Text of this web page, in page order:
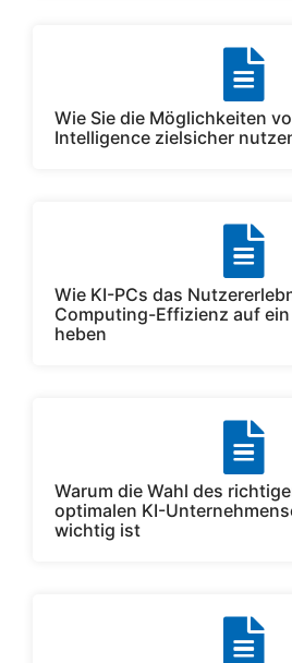
Wie Sie die Möglichkeiten
Intelligence zielsicher
Wie KI-PCs das
Computing-Effizienz auf ein
heben
Warum die Wahl des
optimalen KI-
wichtig ist